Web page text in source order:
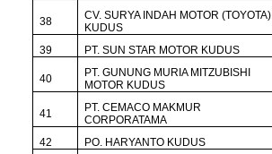
38
CV. SURYA INDAH MOTOR (TOYOTA)
KUDUS
39
PT. SUN STAR MOTOR KUDUS
40
PT. GUNUNG MURIA MITZUBISHI
MOTOR KUDUS
41
PT. CEMACO MAKMUR
CORPORATAMA
42
PO. HARYANTO KUDUS